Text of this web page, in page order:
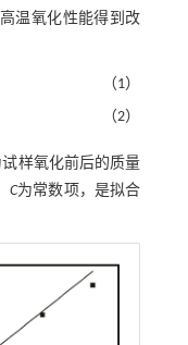
温氧化性能得到改
（1）
（2）
试样氧化前后的质量
C为常数项，是拟合